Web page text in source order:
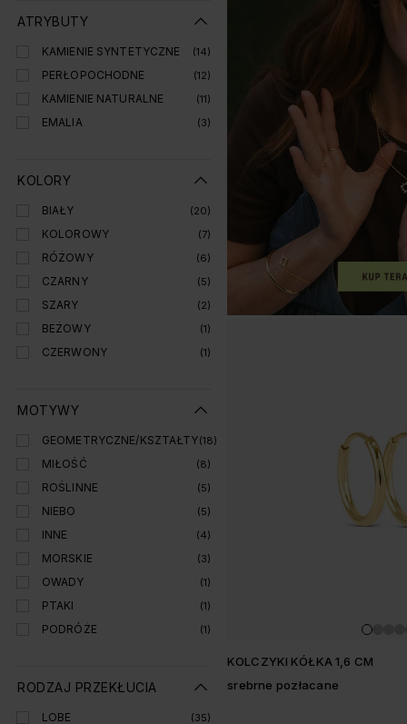
ATRYBUTY
KAMIENIE SYNTETYCZNE (14)
PERŁOPOCHODNE (12)
KAMIENIE NATURALNE (11)
EMALIA (3)
KOLORY
BIAŁY (20)
KOLOROWY (7)
RÓŻOWY (6)
CZARNY (5)
SZARY (2)
BEŻOWY (1)
CZERWONY (1)
MOTYWY
GEOMETRYCZNE/KSZTAŁTY(18)
MIŁOŚĆ (8)
ROŚLINNE (5)
NIEBO (5)
INNE (4)
MORSKIE (3)
OWADY (1)
PTAKI (1)
PODRÓŻE (1)
RODZAJ PRZEKŁUCIA
LOBE (35)
KOLCZYKI KÓŁKA 1,6 CM
srebrne pozłacane